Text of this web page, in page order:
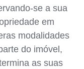
se a sua
em
modalidades
do imóvel,
as suas